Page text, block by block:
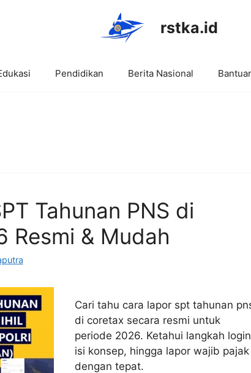
rstka.id
Pendidikan Berita Nasional
Tahunan PNS di
Resmi & Mudah
Cari tahu cara lapor spt tahunan
di coretax secara resmi untuk
periode 2026. Ketahui langkah
isi konsep, hingga lapor wajib pajak
dengan tepat.